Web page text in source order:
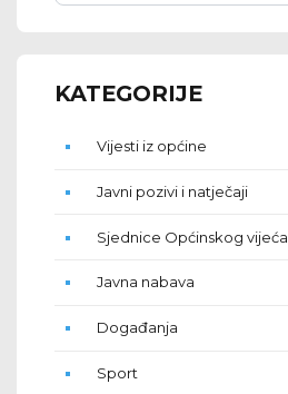
KATEGORIJE
Vijesti iz općine
Javni pozivi i natječaji
Sjednice Općinskog vijeća
Javna nabava
Događanja
Sport